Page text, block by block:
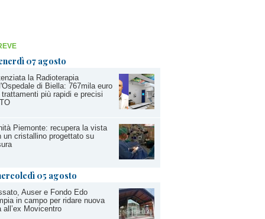
07 agosto
la Radioterapia
di Biella: 767mila euro
trattamenti più rapidi e precisi
Piemonte: recupera la vista
un cristallino progettato su
05 agosto
Auser e Fondo Edo
in campo per ridare nuova
all’ex Movicentro